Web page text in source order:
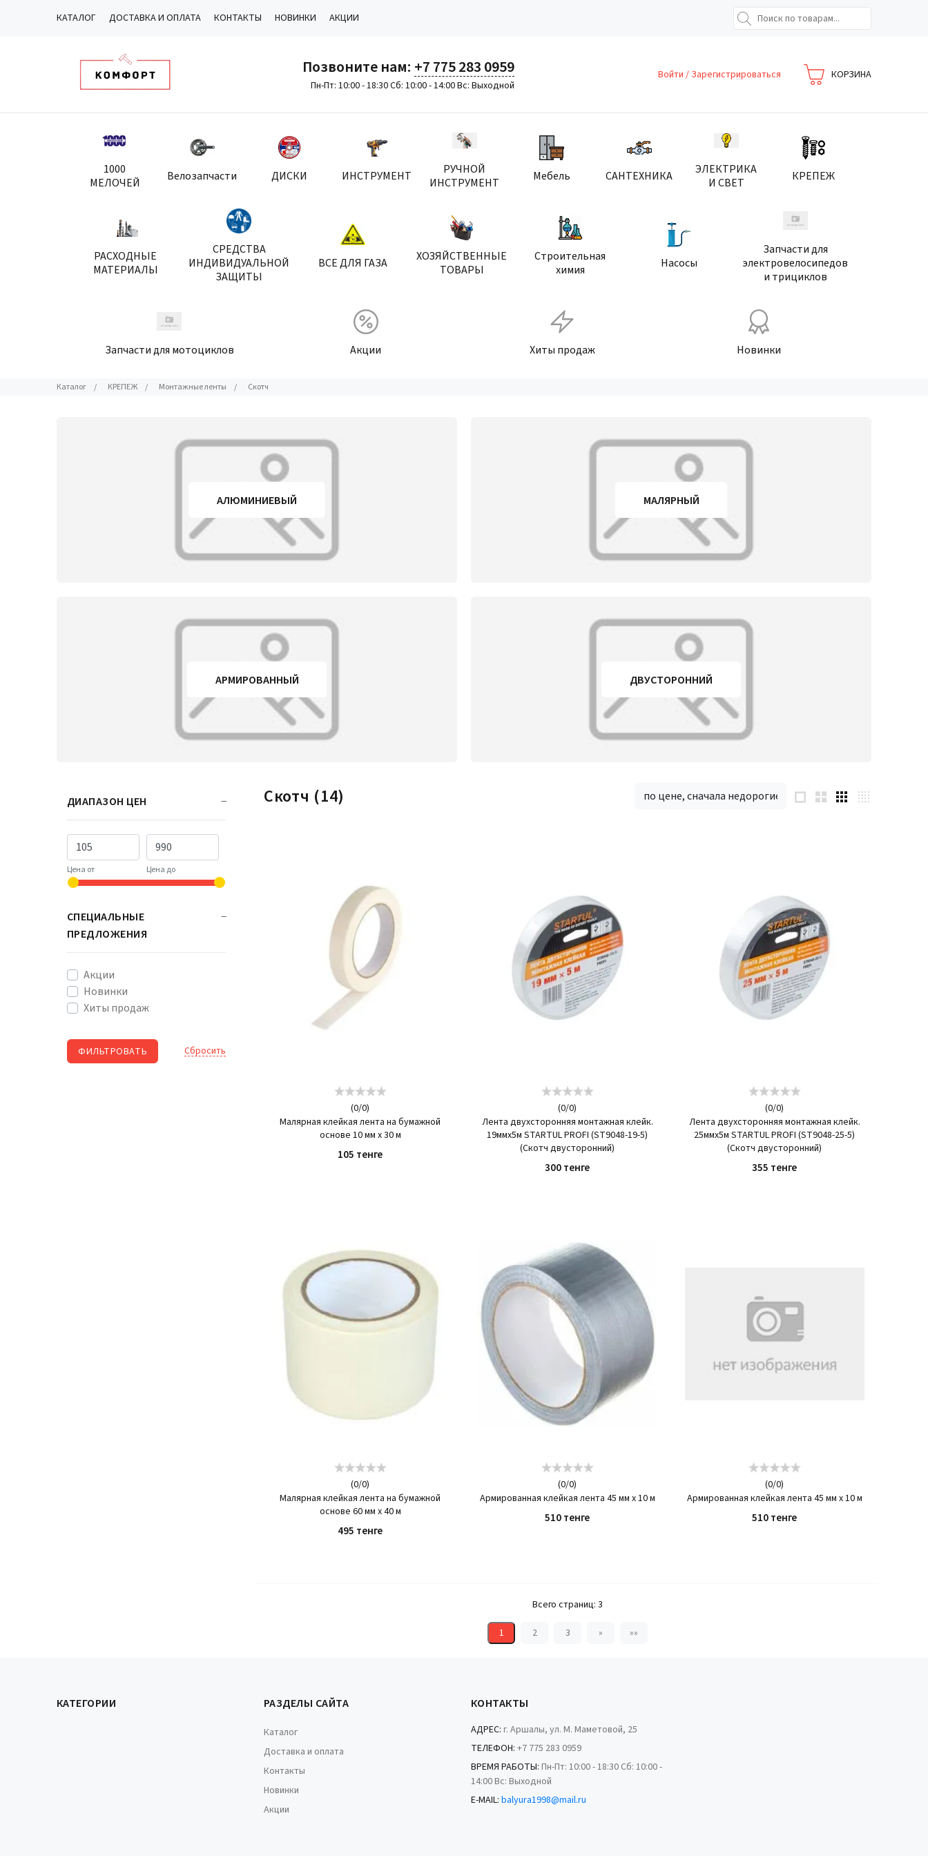
КАТАЛОГ ДОСТАВКА И ОПЛАТА КОНТАКТЫ НОВИНКИ АКЦИИ
Позвоните нам: +7 775 283 0959
Пн-Пт: 10:00 - 18:30 Сб: 10:00 - 14:00 Вс: Выходной
Войти / Зарегистрироваться КОРЗИНА
1000
МЕЛОЧЕЙ
Велозапчасти ДИСКИ ИНСТРУМЕНТ
РУЧНОЙ
ИНСТРУМЕНТ
Мебель САНТЕХНИКА
ЭЛЕКТРИКА
И СВЕТ
КРЕПЕЖ
РАСХОДНЫЕ
МАТЕРИАЛЫ
СРЕДСТВА
ИНДИВИДУАЛЬНОЙ
ЗАЩИТЫ
ВСЕ ДЛЯ ГАЗА
ХОЗЯЙСТВЕННЫЕ
ТОВАРЫ
Строительная
химия
Насосы
Запчасти для
электровелосипедов
и трициклов
Запчасти для мотоциклов Акции Хиты продаж Новинки
Каталог / КРЕПЕЖ / Монтажные ленты / Скотч
АЛЮМИНИЕВЫЙ МАЛЯРНЫЙ
АРМИРОВАННЫЙ ДВУСТОРОННИЙ
ДИАПАЗОН ЦЕН
Цена от Цена до
СПЕЦИАЛЬНЫЕ
ПРЕДЛОЖЕНИЯ
Акции
Новинки
Хиты продаж
Cбросить
Скотч (14) по цене, сначала недорогие
(0/0)
Малярная клейкая лента на бумажной
основе 10 мм х 30 м
105 тенге
(0/0)
Лента двухсторонняя монтажная клейк.
19ммх5м STARTUL PROFI (ST9048-19-5)
(Скотч двусторонний)
300 тенге
(0/0)
Лента двухсторонняя монтажная клейк.
25ммх5м STARTUL PROFI (ST9048-25-5)
(Скотч двусторонний)
355 тенге
(0/0)
Малярная клейкая лента на бумажной
основе 60 мм х 40 м
495 тенге
(0/0)
Армированная клейкая лента 45 мм х 10 м
510 тенге
(0/0)
Армированная клейкая лента 45 мм х 10 м
510 тенге
Всего страниц: 3
1 2 3 » »»
КАТЕГОРИИ РАЗДЕЛЫ САЙТА
Каталог
Доставка и оплата
Контакты
Новинки
Акции
КОНТАКТЫ
АДРЕС: г. Аршалы, ул. М. Маметовой, 25
ТЕЛЕФОН: +7 775 283 0959
ВРЕМЯ РАБОТЫ: Пн-Пт: 10:00 - 18:30 Сб: 10:00 -
14:00 Вс: Выходной
E-MAIL: balyura1998@mail.ru